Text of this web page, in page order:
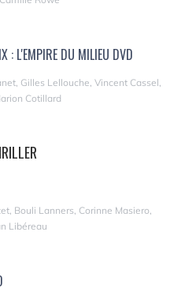
: L'EMPIRE DU MILIEU DVD
Gilles Lellouche, Vincent Cassel,
Cotillard
Bouli Lanners, Corinne Masiero,
Libéreau